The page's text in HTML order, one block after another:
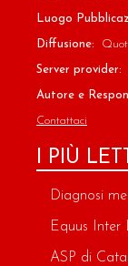
Luogo
Diffusione:
Server provider:
Autore e
Contattaci
I PIÙ
Diagnosi
Equus Inter
ASP di